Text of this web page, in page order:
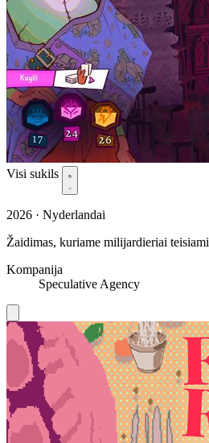
Visi sukils
2026 · Nyderlandai
Žaidimas, kuriame milijardieriai
Kompanija
Speculative Agency